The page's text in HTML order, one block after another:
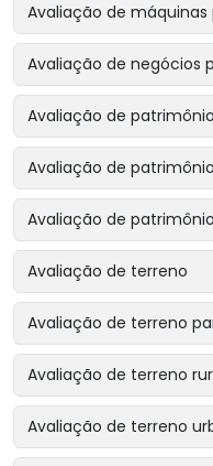
Avaliação de máquinas
Avaliação de negócios
Avaliação de
Avaliação de
Avaliação de
Avaliação de terreno
Avaliação de terreno
Avaliação de terreno
Avaliação de terreno